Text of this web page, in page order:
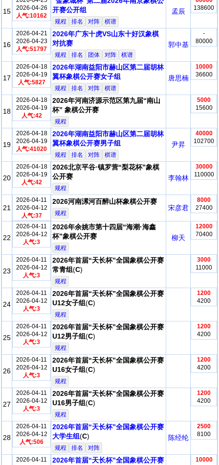
15
2026-04-26
人气:10162
开赛公开组
规程 排名 对阵 棋谱
孟辰
138600
16
2026-04-21
2026-04-23
人气:51797
2026年广东十虎VS山东十好汉象棋
对抗赛
规程 排名 团体 对阵 棋谱
郭中基
-
80000
17
2026-04-18
2026-04-19
人气:5827
2026年湖南益阳市赫山区第二届胡林
翼杯象棋公开赛女子组
规程 排名 对阵 棋谱
唐思楠
10000
36600
18
2026-04-18
2026-04-19
人气:42
2026年河南济源示范区第九届“南山
杯” 象棋公开赛
规程
5000
15600
19
2026-04-18
2026-04-19
人气:41020
2026年湖南益阳市赫山区第二届胡林
翼杯象棋公开赛男子组
规程 排名 对阵 棋谱
尹昇
40000
102700
20
2026-04-18
2026-04-19
人气:42
2026北京平谷·镇罗营“梨花杯”象棋
公开赛
规程
李翰林
30000
110000
21
2026-04-11
2026-04-12
人气:37
2026河南漯河百醉山杯象棋公开赛
规程
宋彦君
8000
27400
22
2026-04-11
2026-04-12
人气:3
2026年余姚市第十四届“海潮·海鑫
杯”象棋公开赛
规程
柳天
12000
70400
23
2026-04-11
2026-04-12
人气:3
2026年首届“天长杯”全国象棋公开赛
常青组(C)
规程
3000
11000
24
2026-04-11
2026-04-12
人气:3
2026年首届“天长杯”全国象棋公开赛
U12女子组(C)
规程
1200
4200
25
2026-04-11
2026-04-12
人气:3
2026年首届“天长杯”全国象棋公开赛
U12男子组(C)
规程
1200
4200
26
2026-04-11
2026-04-12
人气:3
2026年首届“天长杯”全国象棋公开赛
U16女子组(C)
规程
1200
4200
27
2026-04-11
2026-04-12
人气:3
2026年首届“天长杯”全国象棋公开赛
U16男子组(C)
规程
1200
4200
28
2026-04-11
2026-04-12
人气:506
2026年首届“天长杯”全国象棋公开赛
大学生组(C)
规程 排名 对阵
陈经纶
2500
8100
2026-04-11
2026年首届“天长杯”全国象棋公开赛
10000